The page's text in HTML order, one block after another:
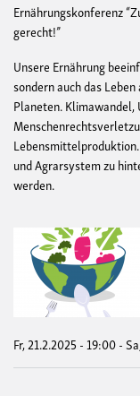
Ernährungskonferenz
gerecht!”
Unsere Ernährung
sondern auch das
Planeten.
und Agrarsystem zu
werden.
Fr, 21.2.2025 - 19:00-